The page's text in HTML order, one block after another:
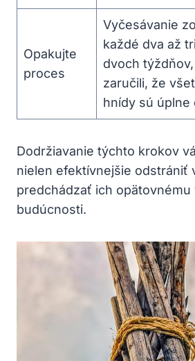
Opakujte
proces
Vyčesávanie
každé dva až
dvoch
zaručili, že
hnídy sú úplne
Dodržiavanie týchto krokov
nielen efektívnejšie odstrániť
predchádzať ich
budúcnosti.